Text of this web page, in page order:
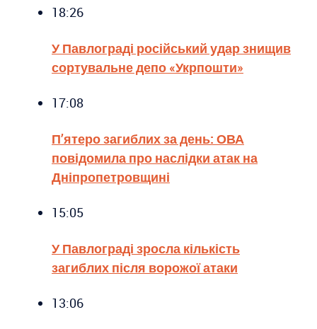
18:26
У Павлограді російський удар знищив
сортувальне депо «Укрпошти»
17:08
П’ятеро загиблих за день: ОВА
повідомила про наслідки атак на
Дніпропетровщині
15:05
У Павлограді зросла кількість
загиблих після ворожої атаки
13:06